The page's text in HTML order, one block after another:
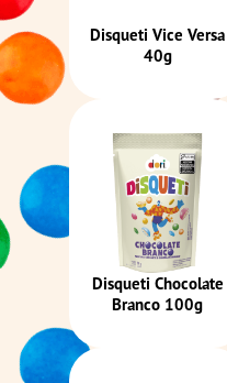
Disqueti Vice Versa
40g
Disqueti Chocolate
Branco 100g